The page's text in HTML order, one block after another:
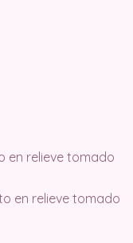
en relieve tomado
en relieve tomado